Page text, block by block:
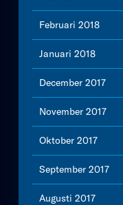
Februari 2018
Januari 2018
December 2017
November 2017
Oktober 2017
September 2017
Augusti 2017